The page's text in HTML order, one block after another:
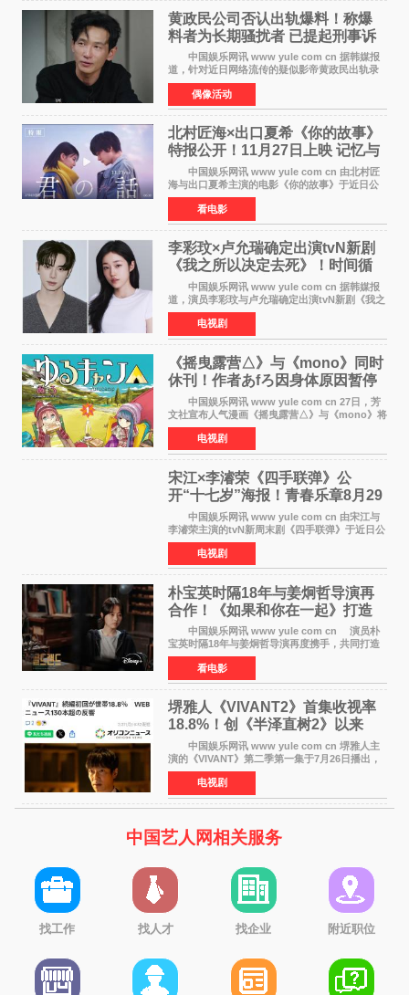
黄政民公司否认出轨爆料！称爆
料者为长期骚扰者 已提起刑事诉
中国娱乐网讯 www yule com cn 据韩媒报
道，针对近日网络流传的疑似影帝黄政民出轨录
音及短信爆料，黄政民所属经纪公司于今日正式
发表声明，明确否认相关传闻。 公司表示，
爆料者是一名长
偶像活动
北村匠海×出口夏希《你的故事》
特报公开！11月27日上映 记忆与
初恋的奇幻交织
中国娱乐网讯 www yule com cn 由北村匠
海与出口夏希主演的电影《你的故事》于近日公
开特报影像，正式定档11月27日上映。 本片
改编自三秋缒同名小说，编剧由曾执笔《孤独摇
滚！》的吉田惠
看电影
李彩玟×卢允瑞确定出演tvN新剧
《我之所以决定去死》！时间循
环青春爱情来袭
中国娱乐网讯 www yule com cn 据韩媒报
道，演员李彩玟与卢允瑞确定出演tvN新剧《我之
所以决定去死》，分别担任男女主角。该剧预计
将于明年播出，引发观众期待。 本剧改编自
NAVER同名人气
电视剧
《摇曳露营△》与《mono》同时
休刊！作者あfろ因身体原因暂停
双连载
中国娱乐网讯 www yule com cn 27日，芳
文社宣布人气漫画《摇曳露营△》与《mono》将
暂停连载一段时间，原因是漫画家あfろ身体状况
不佳。 编辑部表示：一直承蒙各位对
《mono》的喜爱，
电视剧
宋江×李濬荣《四手联弹》公
开“十七岁”海报！青春乐章8月29
日奏响
中国娱乐网讯 www yule com cn 由宋江与
李濬荣主演的tvN新周末剧《四手联弹》于近日公
开十七岁版海报，以充满青春气息的画面再度点
燃观众期待。 海报中，宋江与李濬荣并肩站
在音乐教室的
电视剧
朴宝英时隔18年与姜炯哲导演再
合作！《如果和你在一起》打造
奇幻浪漫喜剧
中国娱乐网讯 www yule com cn 演员朴
宝英时隔18年与姜炯哲导演再度携手，共同打造
备受期待的浪漫喜剧新作《如果和你在一起》
（暂定名）。据OSEN报道，朴宝英将出演该片
女主角，自2008年《
看电影
堺雅人《VIVANT2》首集收视率
18.8%！创《半泽直树2》以来
TBS周日剧场最高开局
中国娱乐网讯 www yule com cn 堺雅人主
演的《VIVANT》第二季第一集于7月26日播出，
首集收视率高达18 8%，成为自2020年《半泽直
树2》首集22%以来，TBS周日剧场最高开播收视
纪录。 考虑到
电视剧
中国艺人网相关服务
找工作 找人才 找企业 附近职位